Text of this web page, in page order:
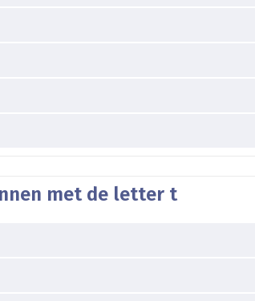
met de letter t